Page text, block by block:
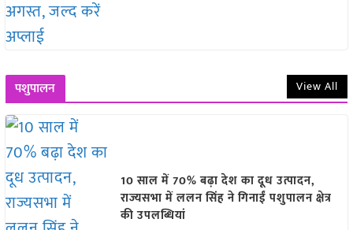
पशुपालन View All
10 साल में 70% बढ़ा देश का दूध उत्पादन,
राज्यसभा में ललन सिंह ने गिनाईं पशुपालन क्षेत्र
की उपलब्धियां